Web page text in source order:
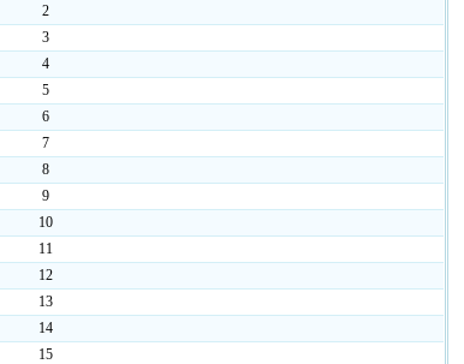
2
3
4
5
6
7
8
9
10
11
12
13
14
15